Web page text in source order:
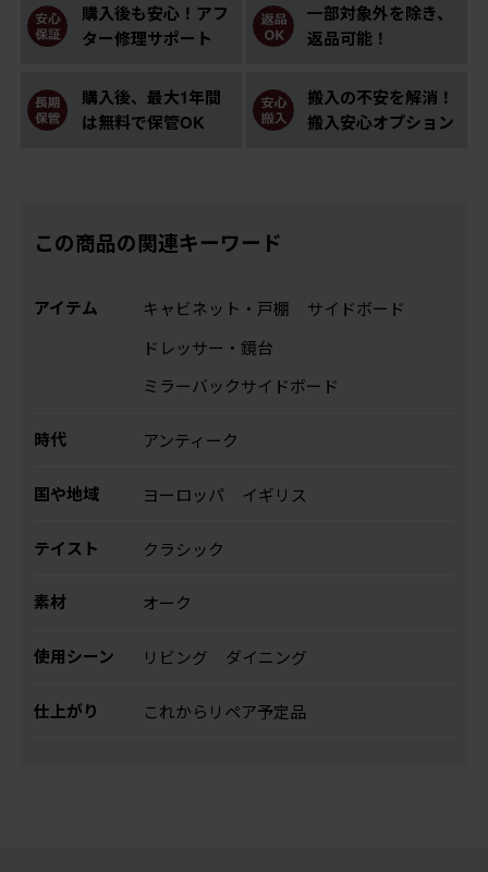
購入後も安心！アフ
ター修理サポート
一部対象外を除き、
返品可能！
購入後、最大1年間
は無料で保管OK
搬入の不安を解消！
搬入安心オプション
この商品の関連キーワード
アイテム キャビネット・戸棚
サイドボード
ドレッサー・鏡台
ミラーバックサイドボード
時代 アンティーク
国や地域 ヨーロッパ イギリス
テイスト クラシック
素材 オーク
使用シーン リビング ダイニング
仕上がり これからリペア予定品